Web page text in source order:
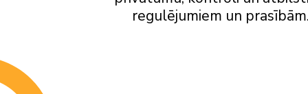
regulējumiem un